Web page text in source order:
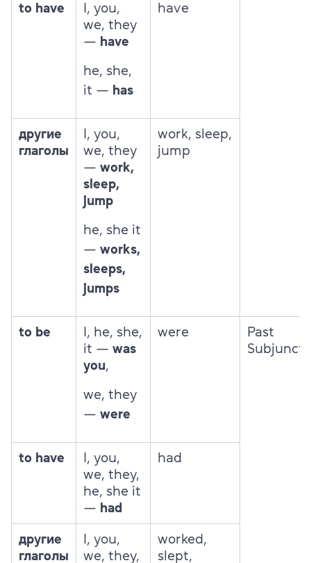
to have
I, you,
we, they
— have
he, she,
it — has
have
другие
глаголы
I, you,
we, they
— work,
sleep,
jump
he, she it
— works,
sleeps,
jumps
work, sleep,
jump
to be
I, he, she,
it — was
you,
we, they
— were
were
Past
to have
I, you,
we, they,
he, she it
— had
had
другие
глаголы
I, you,
we, they,
worked,
slept,